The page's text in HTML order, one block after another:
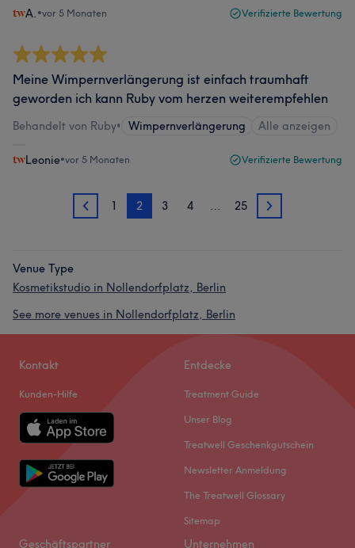
A. •vor 5 Monaten Verifizierte Bewertung
Meine Wimpernverlängerung ist einfach traumhaft
geworden ich kann Ruby vom herzen weiterempfehlen
Behandelt von Ruby• Wimpernverlängerung Alle anzeigen
Leonie•vor 5 Monaten Verifizierte Bewertung
1 1 2 3 4 … 25 3
Venue Type
Kosmetikstudio in Nollendorfplatz, Berlin
See more venues in Nollendorfplatz, Berlin
Kontakt
Kunden-Hilfe
Entdecke
Treatment Guide
Unser Blog
Treatwell Geschenkgutschein
Newsletter Anmeldung
The Treatwell Glossary
Sitemap
Geschäftspartner Unternehmen